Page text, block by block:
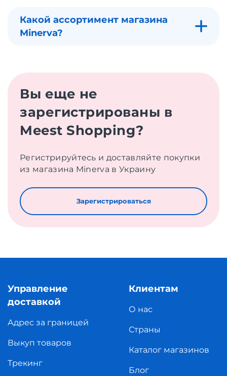
Какой ассортимент магазина
Minerva?
Вы еще не
зарегистрированы в
Meest Shopping?
Регистрируйтесь и доставляйте покупки
из магазина Minerva в Украину
Зарегистрироваться
Управление
доставкой
Адрес за границей
Выкуп товаров
Трекинг
Клиентам
О нас
Страны
Каталог магазинов
Блог